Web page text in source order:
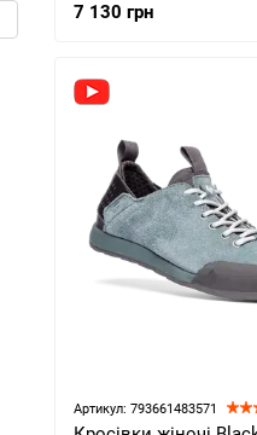
7 130 грн
Артикул: 793661483571